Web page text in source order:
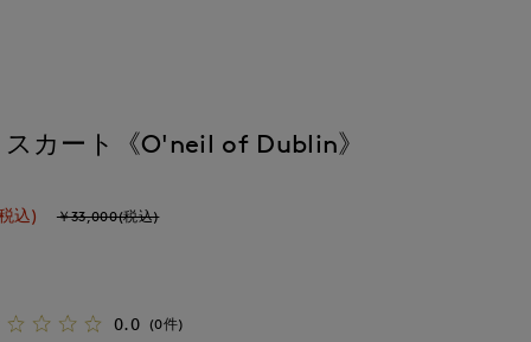
カート《O'neil of Dublin》
込) ￥33,000(税込)
0.0 (0件)